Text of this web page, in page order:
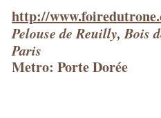
http://
Pelouse de Reuilly, Bois
Paris
Metro: Porte Dorée